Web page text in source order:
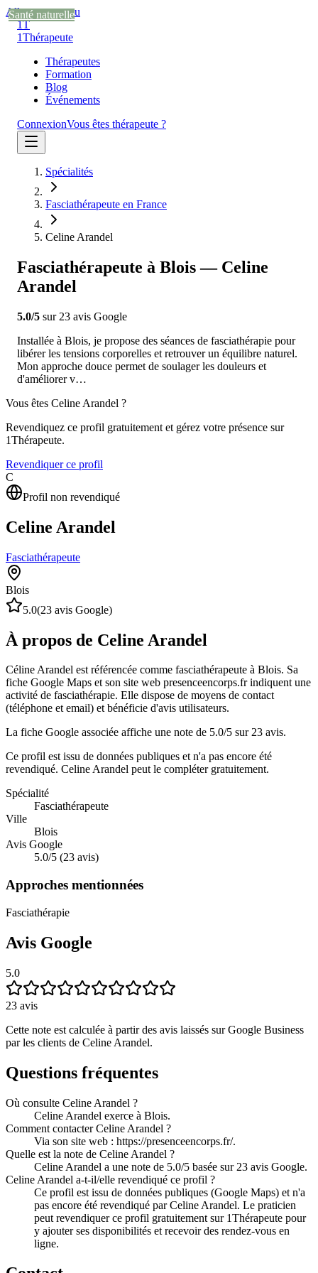
Aller au contenu
1T
1Thérapeute
Thérapeutes
Formation
Blog
Événements
ConnexionVous êtes thérapeute ?
Spécialités
Fasciathérapeute en France
Celine Arandel
Fasciathérapeute à Blois — Celine
Arandel
5.0/5 sur 23 avis Google
Installée à Blois, je propose des séances de fasciathérapie pour
libérer les tensions corporelles et retrouver un équilibre naturel.
Mon approche douce permet de soulager les douleurs et
d'améliorer v…
Vous êtes Celine Arandel ?
Revendiquez ce profil gratuitement et gérez votre présence sur
1Thérapeute.
Revendiquer ce profil
C
Profil non revendiqué
Celine Arandel
Fasciathérapeute
Blois
5.0(23 avis Google)
À propos de Celine Arandel
Céline Arandel est référencée comme fasciathérapeute à Blois. Sa
fiche Google Maps et son site web presenceencorps.fr indiquent une
activité de fasciathérapie. Elle dispose de moyens de contact
(téléphone et email) et bénéficie d'avis utilisateurs.
La fiche Google associée affiche une note de 5.0/5 sur 23 avis.
Ce profil est issu de données publiques et n'a pas encore été
revendiqué. Celine Arandel peut le compléter gratuitement.
Spécialité
Fasciathérapeute
Ville
Blois
Avis Google
5.0/5 (23 avis)
Approches mentionnées
Fasciathérapie
Avis Google
5.0
23 avis
Cette note est calculée à partir des avis laissés sur Google Business
par les clients de Celine Arandel.
Questions fréquentes
Où consulte Celine Arandel ?
Celine Arandel exerce à Blois.
Comment contacter Celine Arandel ?
Via son site web : https://presenceencorps.fr/.
Quelle est la note de Celine Arandel ?
Celine Arandel a une note de 5.0/5 basée sur 23 avis Google.
Celine Arandel a-t-il/elle revendiqué ce profil ?
Ce profil est issu de données publiques (Google Maps) et n'a
pas encore été revendiqué par Celine Arandel. Le praticien
peut revendiquer ce profil gratuitement sur 1Thérapeute pour
y ajouter ses disponibilités et recevoir des rendez-vous en
ligne.
Santé naturelle
Santé naturelle
Santé naturelle